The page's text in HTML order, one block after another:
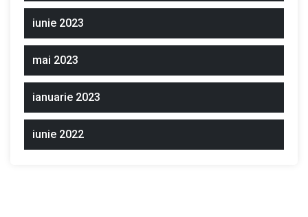
iunie 2023
mai 2023
ianuarie 2023
iunie 2022